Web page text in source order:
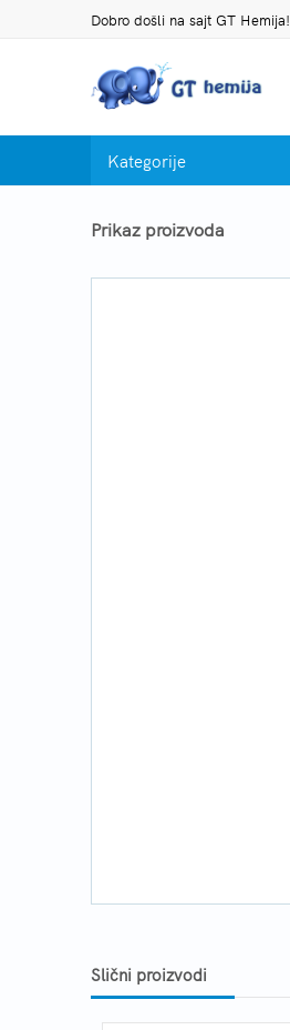
Dobro došli na sajt GT Hemija!
Kategorije
Prikaz proizvoda
Slični proizvodi